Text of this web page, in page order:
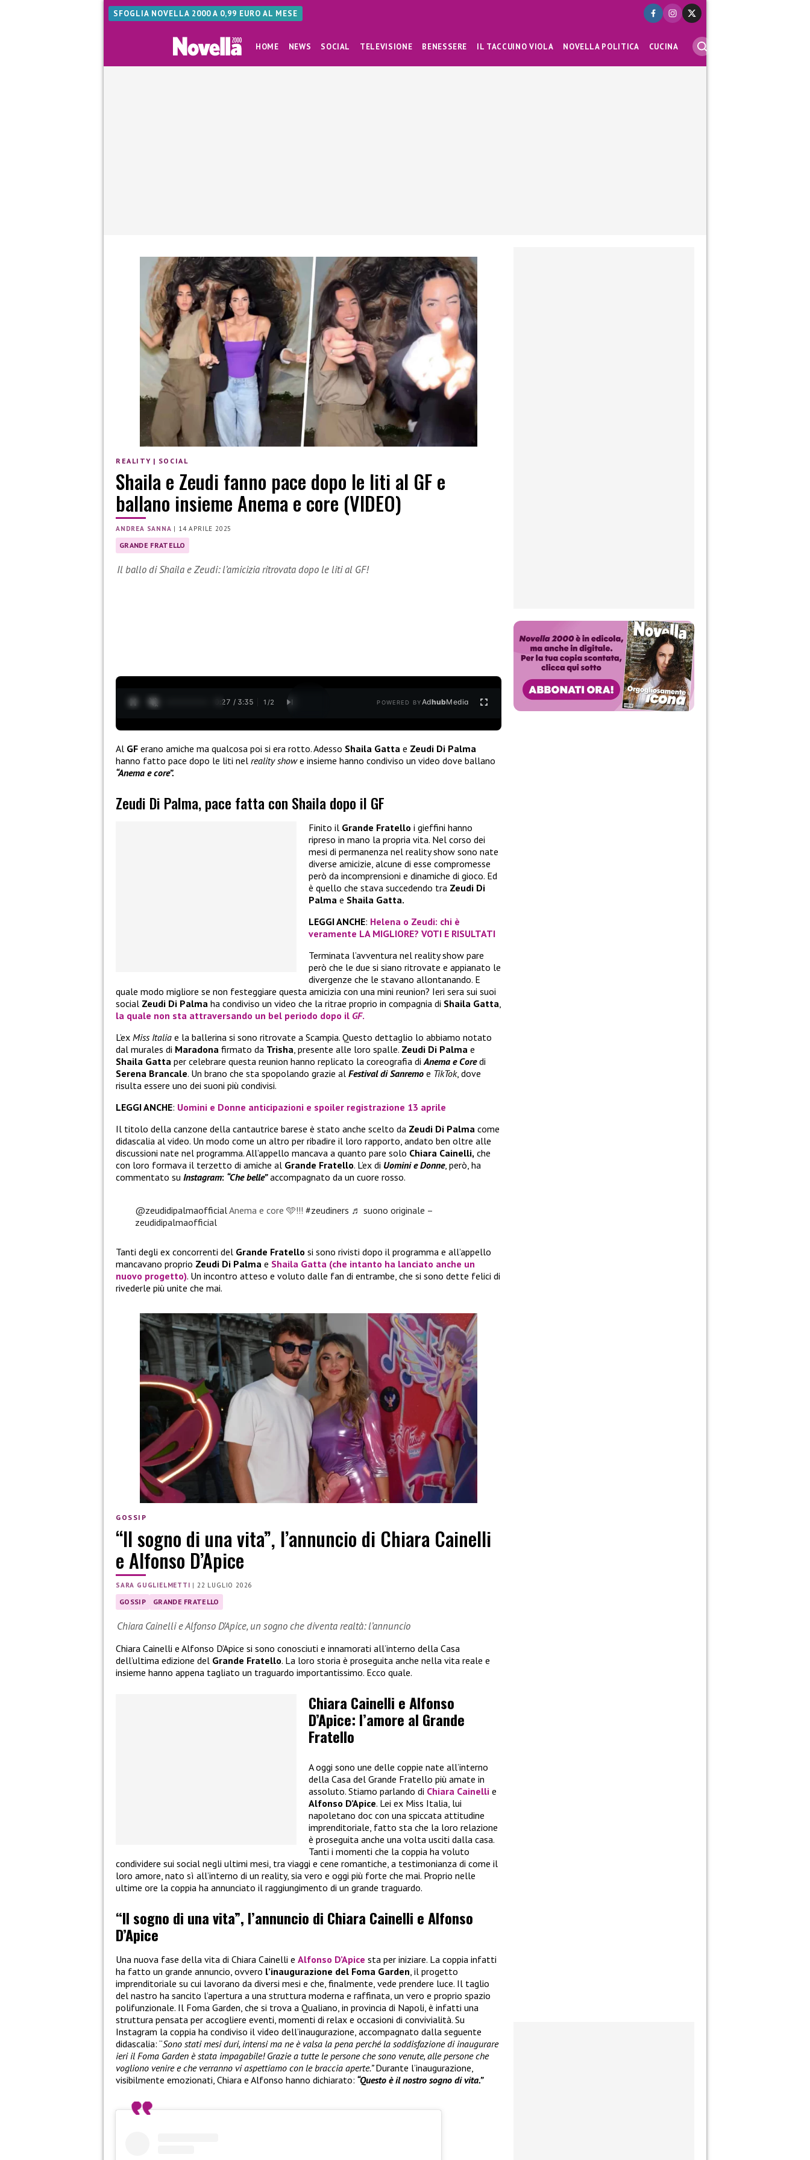
SFOGLIA NOVELLA 2000 A 0,99 EURO AL MESE
HOME NEWS SOCIAL TELEVISIONE BENESSERE IL TACCUINO VIOLA NOVELLA POLITICA CUCINA
REALITY | SOCIAL
Shaila e Zeudi fanno pace dopo le liti al GF e
ballano insieme Anema e core (VIDEO)
ANDREA SANNA | 14 APRILE 2025
GRANDE FRATELLO
Il ballo di Shaila e Zeudi: l’amicizia ritrovata dopo le liti al GF!
0:28 / 3:35 1 /2 POWERED BYAdhubMedia
Al GF erano amiche ma qualcosa poi si era rotto. Adesso Shaila Gatta e Zeudi Di Palma
hanno fatto pace dopo le liti nel reality showe insieme hanno condiviso un video dove ballano
“Anema e core”.
Zeudi Di Palma, pace fatta con Shaila dopo il GF
Finito il Grande Fratello i gieffini hanno
ripreso in mano la propria vita. Nel corso dei
mesi di permanenza nel reality show sono nate
diverse amicizie, alcune di esse compromesse
però da incomprensioni e dinamiche di gioco. Ed
è quello che stava succedendo tra Zeudi Di
Palma e Shaila Gatta.
LEGGI ANCHE: Helena o Zeudi: chi è
veramente LA MIGLIORE? VOTI E RISULTATI
Terminata l’avventura nel reality show pare
però che le due si siano ritrovate e appianato le
divergenze che le stavano allontanando. E
quale modo migliore se non festeggiare questa amicizia con una mini reunion? Ieri sera sui suoi
social Zeudi Di Palma ha condiviso un video che la ritrae proprio in compagnia di Shaila Gatta,
la quale non sta attraversando un bel periodo dopo il GF.
L’ex Miss Italia e la ballerina si sono ritrovate a Scampia. Questo dettaglio lo abbiamo notato
dal murales di Maradona firmato da Trisha, presente alle loro spalle. Zeudi Di Palma e
Shaila Gatta per celebrare questa reunion hanno replicato la coreografia diAnema e Coredi
Serena Brancale. Un brano che sta spopolando grazie al Festival di Sanremo e TikTok, dove
risulta essere uno dei suoni più condivisi.
LEGGI ANCHE: Uomini e Donne anticipazioni e spoiler registrazione 13 aprile
Il titolo della canzone della cantautrice barese è stato anche scelto da Zeudi Di Palma come
didascalia al video. Un modo come un altro per ribadire il loro rapporto, andato ben oltre alle
discussioni nate nel programma. All’appello mancava a quanto pare solo Chiara Cainelli, che
con loro formava il terzetto di amiche al Grande Fratello. L’ex di Uomini e Donne, però, ha
commentato su Instagram: “Che belle”accompagnato da un cuore rosso.
@zeudidipalmaofficialAnema e core 🩵!!! #zeudiners ♬ suono originale –
zeudidipalmaofficial
Tanti degli ex concorrenti del Grande Fratello si sono rivisti dopo il programma e all’appello
mancavano proprio Zeudi Di Palma e Shaila Gatta (che intanto ha lanciato anche un
nuovo progetto). Un incontro atteso e voluto dalle fan di entrambe, che si sono dette felici di
rivederle più unite che mai.
GOSSIP
“Il sogno di una vita”, l’annuncio di Chiara Cainelli
e Alfonso D’Apice
SARA GUGLIELMETTI |22 LUGLIO 2026
GOSSIP GRANDE FRATELLO
Chiara Cainelli e Alfonso D’Apice, un sogno che diventa realtà: l’annuncio
Chiara Cainelli e Alfonso D’Apice si sono conosciuti e innamorati all’interno della Casa
dell’ultima edizione del Grande Fratello. La loro storia è proseguita anche nella vita reale e
insieme hanno appena tagliato un traguardo importantissimo. Ecco quale.
Chiara Cainelli e Alfonso
D’Apice: l’amore al Grande
Fratello
A oggi sono une delle coppie nate all’interno
della Casa del Grande Fratello più amate in
assoluto. Stiamo parlando di Chiara Cainelli e
Alfonso D’Apice. Lei ex Miss Italia, lui
napoletano doc con una spiccata attitudine
imprenditoriale, fatto sta che la loro relazione
è proseguita anche una volta usciti dalla casa.
Tanti i momenti che la coppia ha voluto
condividere sui social negli ultimi mesi, tra viaggi e cene romantiche, a testimonianza di come il
loro amore, nato sì all’interno di un reality, sia vero e oggi più forte che mai. Proprio nelle
ultime ore la coppia ha annunciato il raggiungimento di un grande traguardo.
“Il sogno di una vita”, l’annuncio di Chiara Cainelli e Alfonso
D’Apice
Una nuova fase della vita di Chiara Cainelli e Alfonso D’Apice sta per iniziare. La coppia infatti
ha fatto un grande annuncio, ovvero l’inaugurazione del Foma Garden, il progetto
imprenditoriale su cui lavorano da diversi mesi e che, finalmente, vede prendere luce. Il taglio
del nastro ha sancito l’apertura a una struttura moderna e raffinata, un vero e proprio spazio
polifunzionale. Il Foma Garden, che si trova a Qualiano, in provincia di Napoli, è infatti una
struttura pensata per accogliere eventi, momenti di relax e occasioni di convivialità. Su
Instagram la coppia ha condiviso il video dell’inaugurazione, accompagnato dalla seguente
didascalia: “Sono stati mesi duri, intensi ma ne è valsa la pena perché la soddisfazione di inaugurare
ieri il Foma Garden è stata impagabile! Grazie a tutte le persone che sono venute, alle persone che
vogliono venire e che verranno vi aspettiamo con le braccia aperte.”Durante l’inaugurazione,
visibilmente emozionati, Chiara e Alfonso hanno dichiarato: “Questo è il nostro sogno di vita.”